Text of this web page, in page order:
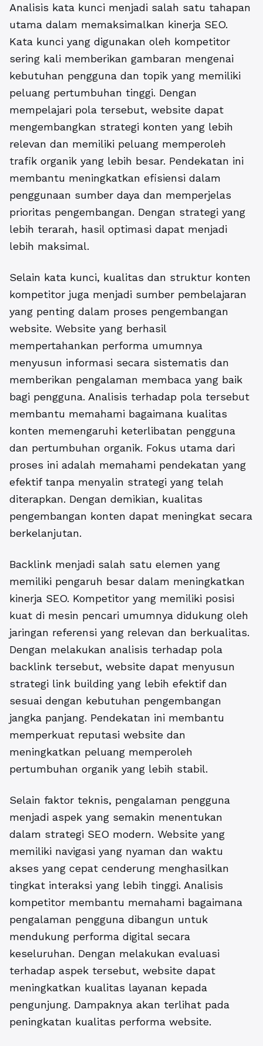
Analisis kata kunci menjadi salah satu tahapan
utama dalam memaksimalkan kinerja SEO.
Kata kunci yang digunakan oleh kompetitor
sering kali memberikan gambaran mengenai
kebutuhan pengguna dan topik yang memiliki
peluang pertumbuhan tinggi. Dengan
mempelajari pola tersebut, website dapat
mengembangkan strategi konten yang lebih
relevan dan memiliki peluang memperoleh
trafik organik yang lebih besar. Pendekatan ini
membantu meningkatkan efisiensi dalam
penggunaan sumber daya dan memperjelas
prioritas pengembangan. Dengan strategi yang
lebih terarah, hasil optimasi dapat menjadi
lebih maksimal.
Selain kata kunci, kualitas dan struktur konten
kompetitor juga menjadi sumber pembelajaran
yang penting dalam proses pengembangan
website. Website yang berhasil
mempertahankan performa umumnya
menyusun informasi secara sistematis dan
memberikan pengalaman membaca yang baik
bagi pengguna. Analisis terhadap pola tersebut
membantu memahami bagaimana kualitas
konten memengaruhi keterlibatan pengguna
dan pertumbuhan organik. Fokus utama dari
proses ini adalah memahami pendekatan yang
efektif tanpa menyalin strategi yang telah
diterapkan. Dengan demikian, kualitas
pengembangan konten dapat meningkat secara
berkelanjutan.
Backlink menjadi salah satu elemen yang
memiliki pengaruh besar dalam meningkatkan
kinerja SEO. Kompetitor yang memiliki posisi
kuat di mesin pencari umumnya didukung oleh
jaringan referensi yang relevan dan berkualitas.
Dengan melakukan analisis terhadap pola
backlink tersebut, website dapat menyusun
strategi link building yang lebih efektif dan
sesuai dengan kebutuhan pengembangan
jangka panjang. Pendekatan ini membantu
memperkuat reputasi website dan
meningkatkan peluang memperoleh
pertumbuhan organik yang lebih stabil.
Selain faktor teknis, pengalaman pengguna
menjadi aspek yang semakin menentukan
dalam strategi SEO modern. Website yang
memiliki navigasi yang nyaman dan waktu
akses yang cepat cenderung menghasilkan
tingkat interaksi yang lebih tinggi. Analisis
kompetitor membantu memahami bagaimana
pengalaman pengguna dibangun untuk
mendukung performa digital secara
keseluruhan. Dengan melakukan evaluasi
terhadap aspek tersebut, website dapat
meningkatkan kualitas layanan kepada
pengunjung. Dampaknya akan terlihat pada
peningkatan kualitas performa website.